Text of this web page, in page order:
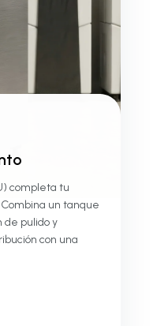
completa tu
un tanque
pulido y
con una